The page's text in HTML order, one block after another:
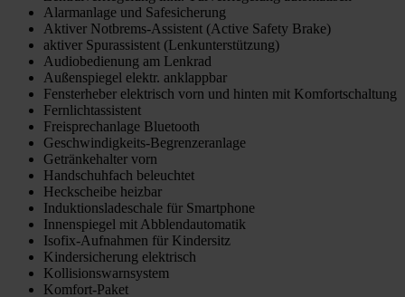
Alarmanlage und Safesicherung
Aktiver Notbrems-Assistent (Active Safety Brake)
aktiver Spurassistent (Lenkunterstützung)
Audiobedienung am Lenkrad
Außenspiegel elektr. anklappbar
Fensterheber elektrisch vorn und hinten mit Komfortschaltung
Fernlichtassistent
Freisprechanlage Bluetooth
Geschwindigkeits-Begrenzeranlage
Getränkehalter vorn
Handschuhfach beleuchtet
Heckscheibe heizbar
Induktionsladeschale für Smartphone
Innenspiegel mit Abblendautomatik
Isofix-Aufnahmen für Kindersitz
Kindersicherung elektrisch
Kollisionswarnsystem
Komfort-Paket